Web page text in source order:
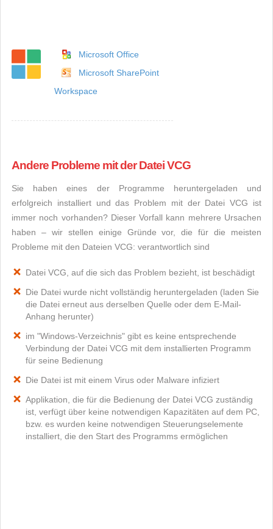
Microsoft Office
Microsoft SharePoint
Workspace
Andere Probleme mit der Datei VCG
Sie haben eines der Programme heruntergeladen und
erfolgreich installiert und das Problem mit der Datei VCG ist
immer noch vorhanden? Dieser Vorfall kann mehrere Ursachen
haben – wir stellen einige Gründe vor, die für die meisten
Probleme mit den Dateien VCG: verantwortlich sind
Datei VCG, auf die sich das Problem bezieht, ist beschädigt
Die Datei wurde nicht vollständig heruntergeladen (laden Sie
die Datei erneut aus derselben Quelle oder dem E-Mail-
Anhang herunter)
im "Windows-Verzeichnis" gibt es keine entsprechende
Verbindung der Datei VCG mit dem installierten Programm
für seine Bedienung
Die Datei ist mit einem Virus oder Malware infiziert
Applikation, die für die Bedienung der Datei VCG zuständig
ist, verfügt über keine notwendigen Kapazitäten auf dem PC,
bzw. es wurden keine notwendigen Steuerungselemente
installiert, die den Start des Programms ermöglichen